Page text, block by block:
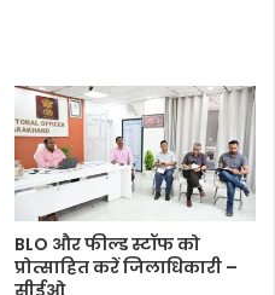
BLO और फील्ड स्टॉफ को
प्रोत्साहित करें जिलाधिकारी –